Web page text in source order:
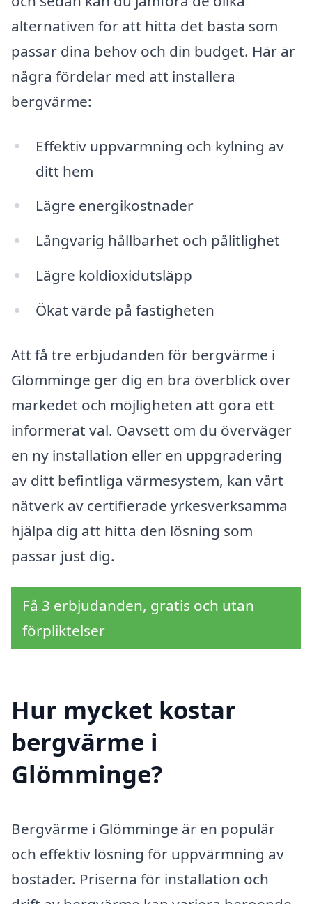
alternativen för att hitta det bästa som
passar dina behov och din budget. Här är
några fördelar med att installera
bergvärme:
Effektiv uppvärmning och kylning av
ditt hem
Lägre energikostnader
Långvarig hållbarhet och pålitlighet
Lägre koldioxidutsläpp
Ökat värde på fastigheten
Att få tre erbjudanden för bergvärme i
Glömminge ger dig en bra överblick över
markedet och möjligheten att göra ett
informerat val. Oavsett om du överväger
en ny installation eller en uppgradering
av ditt befintliga värmesystem, kan vårt
nätverk av certifierade yrkesverksamma
hjälpa dig att hitta den lösning som
passar just dig.
Få 3 erbjudanden, gratis och utan
förpliktelser
Hur mycket kostar
bergvärme i
Glömminge?
Bergvärme i Glömminge är en populär
och effektiv lösning för uppvärmning av
bostäder. Priserna för installation och